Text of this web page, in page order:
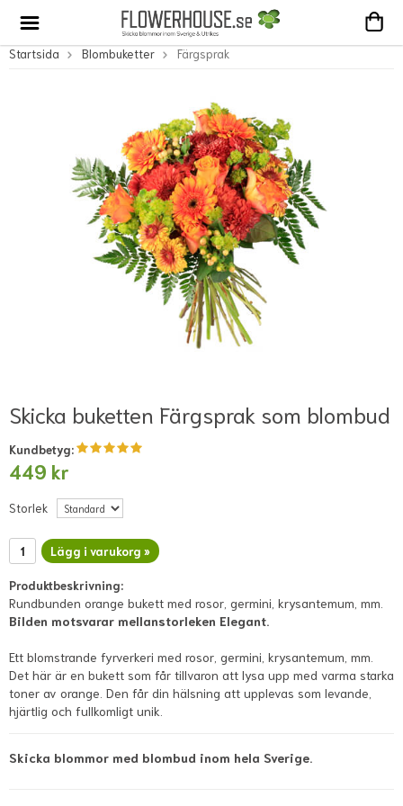
Startsida Blombuketter Färgsprak
Skicka buketten Färgsprak som blombud
Kundbetyg:
449 kr
Storlek
Lägg i varukorg »
Produktbeskrivning:
Rundbunden orange bukett med rosor, germini, krysantemum, mm.
Bilden motsvarar mellanstorleken Elegant.
Ett blomstrande fyrverkeri med rosor, germini, krysantemum, mm.
Det här är en bukett som får tillvaron att lysa upp med varma starka
toner av orange. Den får din hälsning att upplevas som levande,
hjärtlig och fullkomligt unik.
Skicka blommor med blombud inom hela Sverige.